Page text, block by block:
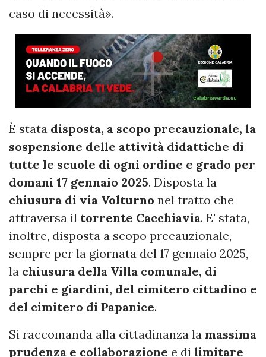
caso di necessità».
È stata disposta, a scopo precauzionale, la
sospensione delle attività didattiche di
tutte le scuole di ogni ordine e grado per
domani 17 gennaio 2025. Disposta la
chiusura di via Volturno nel tratto che
attraversa il torrente Cacchiavia. E' stata,
inoltre, disposta a scopo precauzionale,
sempre per la giornata del 17 gennaio 2025,
la chiusura della Villa comunale, di
parchi e giardini, del cimitero cittadino e
del cimitero di Papanice.
Si raccomanda alla cittadinanza la massima
prudenza e collaborazione e di limitare